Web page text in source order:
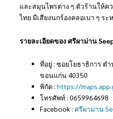
และสมุนไพรต่าง ๆ ตัวร้านให้
ไทย มีเสียงนกร้องคลอเบา ๆ ระ
รายละเอียดของ ศรีผาม่าน
ที่อยู่ : ซอยโยธาธิการ ต
ขอนแก่น 40350
พิกัด : https://
โทรศัพท์ : 0659964698
Facebook : ศรีผาม่าน